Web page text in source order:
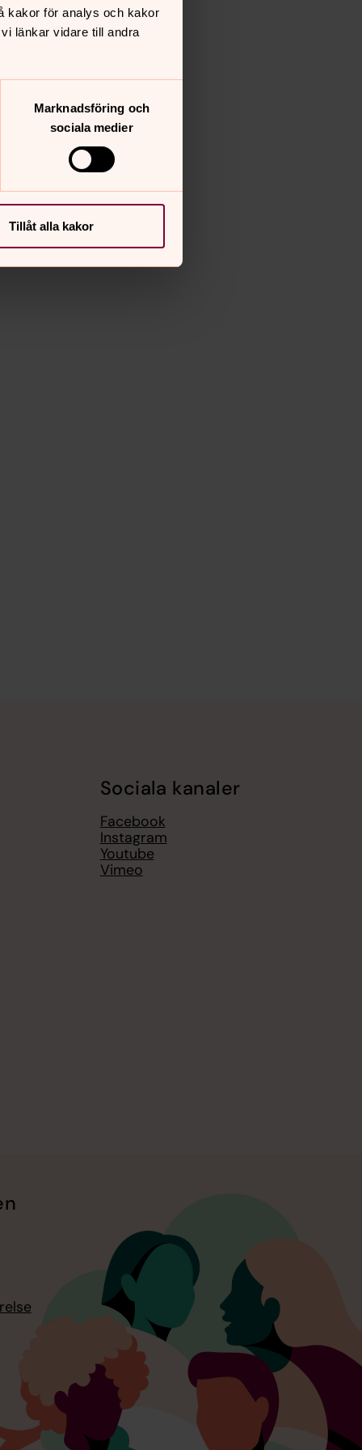
kakor för analys och kakor
länkar vidare till andra
Marknadsföring och
sociala medier
Tillåt alla kakor
Sociala kanaler
Facebook
Instagram
Youtube
Vimeo